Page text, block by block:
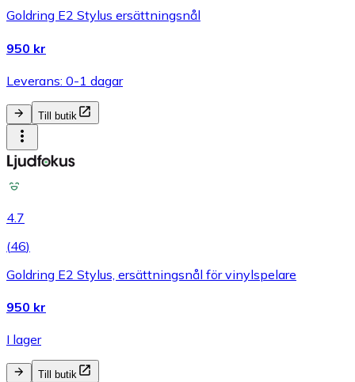
Goldring E2 Stylus ersättningsnål
950 kr
Leverans: 0-1 dagar
Till butik
4.7
(46)
Goldring E2 Stylus, ersättningsnål för vinylspelare
950 kr
I lager
Till butik